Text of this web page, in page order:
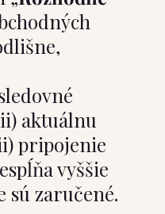
aktuálnu
pripojenie
vyššie
sú zaručené.